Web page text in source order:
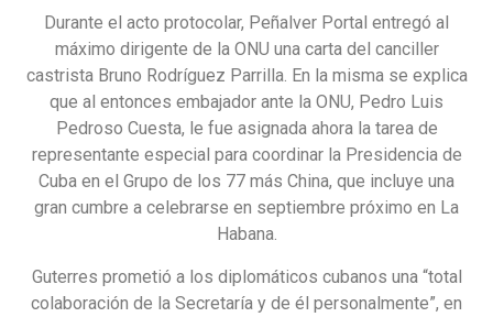
Durante el acto protocolar, Peñalver Portal entregó al
máximo dirigente de la ONU una carta del canciller
castrista Bruno Rodríguez Parrilla. En la misma se explica
que al entonces embajador ante la ONU, Pedro Luis
Pedroso Cuesta, le fue asignada ahora la tarea de
representante especial para coordinar la Presidencia de
Cuba en el Grupo de los 77 más China, que incluye una
gran cumbre a celebrarse en septiembre próximo en La
Habana.
Guterres prometió a los diplomáticos cubanos una “total
colaboración de la Secretaría y de él personalmente”, en